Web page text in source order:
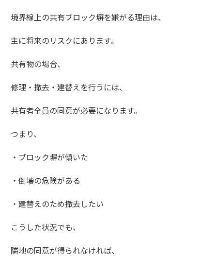
境界線上の共有ブロック塀を嫌がる理由は、
主に将来のリスクにあります。
共有物の場合、
修理・撤去・建替えを行うには、
共有者全員の同意が必要になります。
つまり、
・ブロック塀が傾いた
・倒壊の危険がある
・建替えのため撤去したい
こうした状況でも、
隣地の同意が得られなければ、